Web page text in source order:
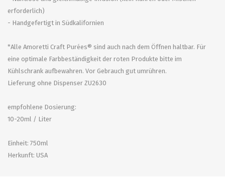
erforderlich)
- Handgefertigt in Südkalifornien
*Alle Amoretti Craft Purées® sind auch nach dem Öffnen haltbar. Für
eine optimale Farbbeständigkeit der roten Produkte bitte im
Kühlschrank aufbewahren. Vor Gebrauch gut umrühren.
Lieferung ohne Dispenser ZU2630
empfohlene Dosierung:
10-20ml / Liter
Einheit: 750ml
Herkunft: USA